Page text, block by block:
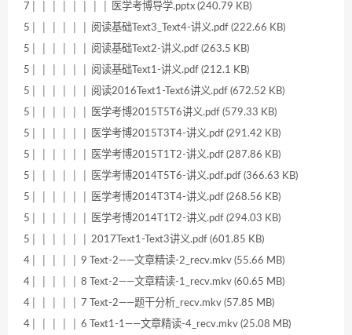
7│ │ │ │ │ │ │ │ 医学考博导学.pptx (240.79 KB)
5│ │ │ │ │ │ 阅读基础Text3_Text4-讲义.pdf (222.66 KB)
5│ │ │ │ │ │ 阅读基础Text2-讲义.pdf (263.5 KB)
5│ │ │ │ │ │ 阅读基础Text1-讲义.pdf (212.1 KB)
5│ │ │ │ │ │ 阅读2016Text1-Text6讲义.pdf (672.52 KB)
5│ │ │ │ │ │ 医学考博2015T5T6讲义.pdf (579.33 KB)
5│ │ │ │ │ │ 医学考博2015T3T4-讲义.pdf (291.42 KB)
5│ │ │ │ │ │ 医学考博2015T1T2-讲义.pdf (287.86 KB)
5│ │ │ │ │ │ 医学考博2014T5T6-讲义.pdf.pdf (366.63 KB)
5│ │ │ │ │ │ 医学考博2014T3T4-讲义.pdf (268.56 KB)
5│ │ │ │ │ │ 医学考博2014T1T2-讲义.pdf (294.03 KB)
5│ │ │ │ │ │ 2017Text1-Text3讲义.pdf (601.85 KB)
4│ │ │ │ │ 9 Text-2——文章精读-2_recv.mkv (55.66 MB)
4│ │ │ │ │ 8 Text-2——文章精读-1_recv.mkv (60.65 MB)
4│ │ │ │ │ 7 Text-2——题干分析_recv.mkv (57.85 MB)
4│ │ │ │ │ 6 Text1-1——文章精读-4_recv.mkv (25.08 MB)